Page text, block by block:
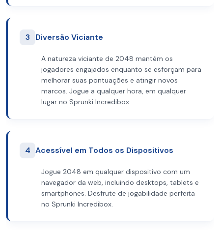
3 Diversão Viciante
A natureza viciante de 2048 mantém os
jogadores engajados enquanto se esforçam para
melhorar suas pontuações e atingir novos
marcos. Jogue a qualquer hora, em qualquer
lugar no Sprunki Incredibox.
4 Acessível em Todos os Dispositivos
Jogue 2048 em qualquer dispositivo com um
navegador da web, incluindo desktops, tablets e
smartphones. Desfrute de jogabilidade perfeita
no Sprunki Incredibox.